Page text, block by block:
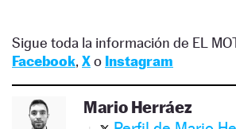
Sigue toda la información de EL
Facebook, Xo Instagram
Mario Herráez